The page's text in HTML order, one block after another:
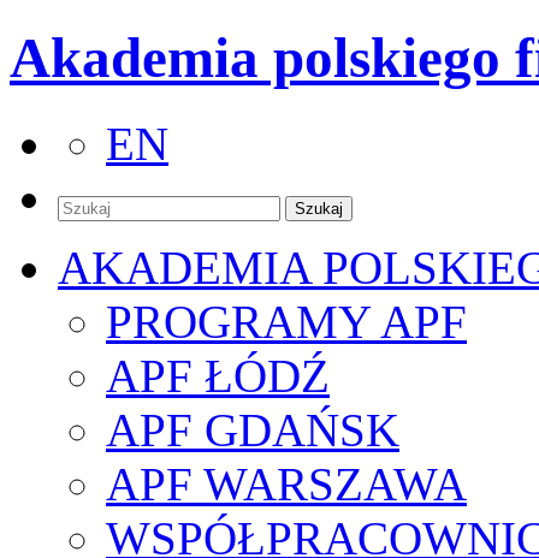
Akademia polskiego
EN
AKADEMIA
PROGRAMY APF
APF ŁÓDŹ
APF GDAŃSK
APF WARSZAWA